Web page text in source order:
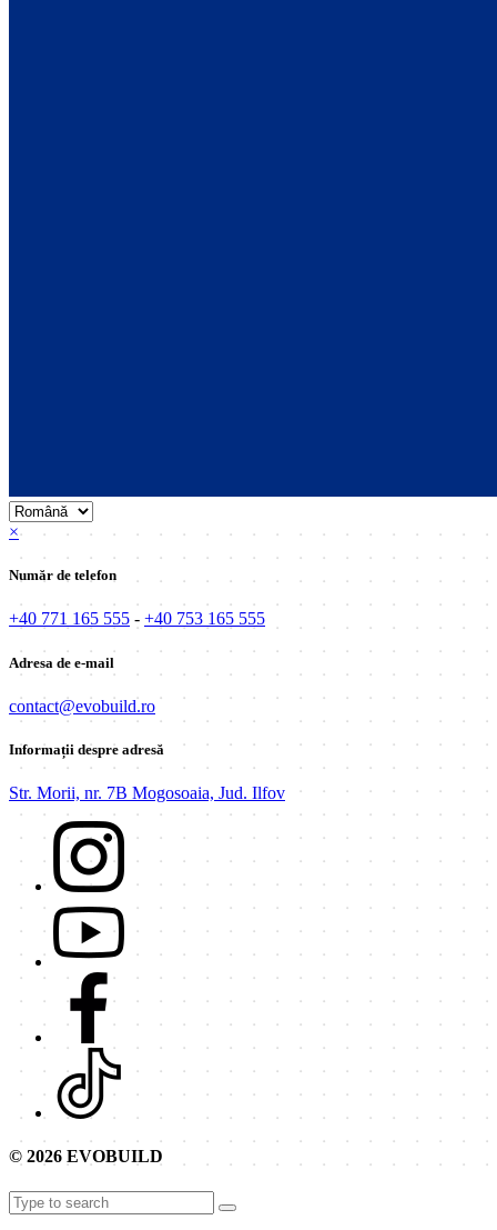
×
Număr de telefon
+40 771 165 555 - +40 753 165 555
Adresa de e-mail
contact@evobuild.ro
Informații despre adresă
Str. Morii, nr. 7B Mogosoaia, Jud. Ilfov
© 2026 EVOBUILD